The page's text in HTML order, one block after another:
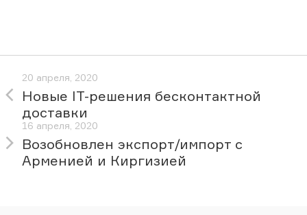
20 апреля, 2020
Новые IT-решения бесконтактной
доставки
16 апреля, 2020
Возобновлен экспорт/импорт с
Арменией и Киргизией